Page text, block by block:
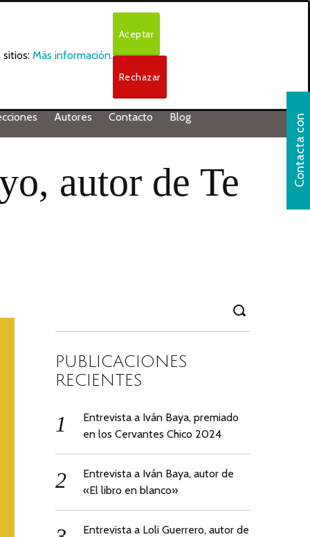
Autores Contacto Blog
autor de Te
PUBLICACIONES
RECIENTES
Entrevista a Iván Baya, premiado
en los Cervantes Chico 2024
Entrevista a Iván Baya, autor de
«El libro en blanco»
Entrevista a Loli Guerrero, autor de
C
o
n
t
a
c
t
a
o
n
n
o
s
o
t
r
o
sitios: Más información.
Aceptar
Rechazar